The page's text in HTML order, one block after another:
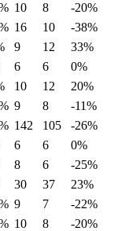
10 8
-20%
16 10
-38%
9 12
33%
6 6
0%
10 12
20%
9 8
-11%
142 105
-26%
6 6
0%
8 6
-25%
30 37
23%
9 7
-22%
10 8
-20%